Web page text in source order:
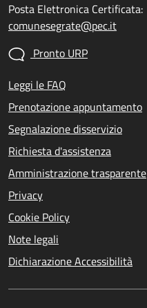
Posta Elettronica Certificata:
comunesegrate@pec.it
Pronto URP
Leggi le FAQ
Prenotazione appuntamento
Segnalazione disservizio
Richiesta d'assistenza
Amministrazione trasparente
Privacy
Cookie Policy
Note legali
Dichiarazione Accessibilità